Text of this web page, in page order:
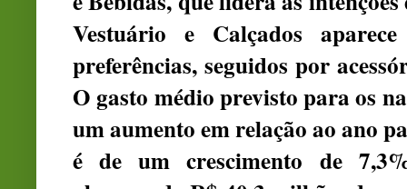
Vestuário e Calçados
preferências, seguidos por
O gasto médio previsto para os
um aumento em relação ao ano
é de um crescimento de